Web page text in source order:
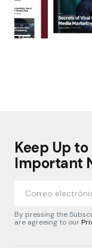
Keep Up
Important
By pressing the
are agreeing to our